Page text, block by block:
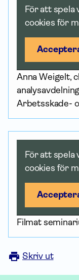
För att spela
cookies för
Anna Weigelt,
Arbetsskade-
För att spela
cookies för
Filmat
Skriv ut